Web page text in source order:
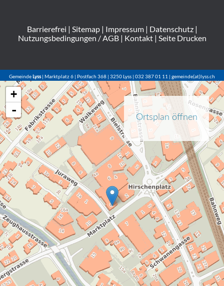
Barrierefrei | Sitemap| Impressum| Datenschutz|
Nutzungsbedingungen / AGB| Kontakt| Seite Drucken
GemeindeLyss| Marktplatz 6 | Postfach 368 | 3250 Lyss | 032 387 01 11 | gemeinde(at)lyss.ch